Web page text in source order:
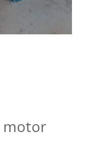
motor